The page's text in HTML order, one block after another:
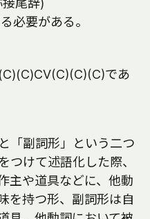
尾辞)
必要がある。
であ
「副詞形」という二つ
つけて述語化した際、
主や道具などに、他動
を持つ形、副詞形は自